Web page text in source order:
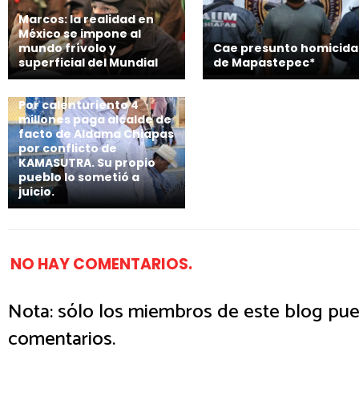
Marcos: la realidad en
México se impone al
mundo frívolo y
superficial del Mundial
Cae presunto homicida
de Mapastepec*
Por calenturiento 4
millones paga alcalde de
facto de Aldama Chiapas
por conflicto de
KAMASUTRA. Su propio
pueblo lo sometió a
juicio.
NO HAY COMENTARIOS.
Nota: sólo los miembros de este blog
comentarios.